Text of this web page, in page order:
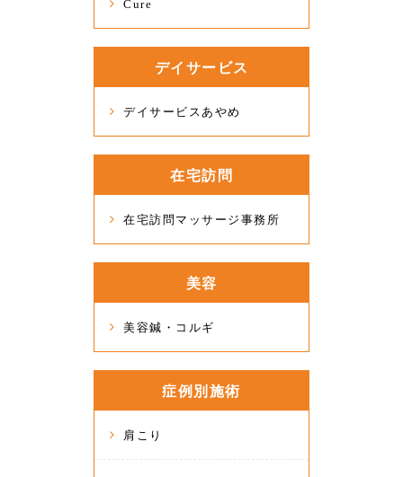
Cure
デイサービス
デイサービスあやめ
在宅訪問
在宅訪問マッサージ事務所
美容
美容鍼・コルギ
症例別施術
肩こり